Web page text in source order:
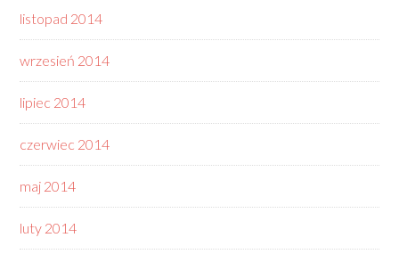
listopad 2014
wrzesień 2014
lipiec 2014
czerwiec 2014
maj 2014
luty 2014